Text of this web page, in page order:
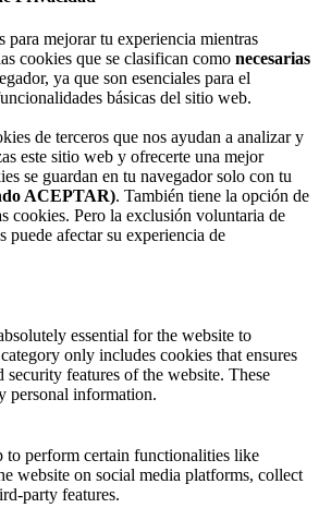
para mejorar tu experiencia mientras
cookies que se clasifican como necesarias
ya que son esenciales para el
básicas del sitio web.
de terceros que nos ayudan a analizar y
este sitio web y ofrecerte una mejor
se guardan en tu navegador solo con tu
ACEPTAR). También tiene la opción de
cookies. Pero la exclusión voluntaria de
puede afectar su experiencia de
essential for the website to
only includes cookies that ensures
security features of the website. These
personal information.
to perform certain functionalities like
website on social media platforms, collect
party features.